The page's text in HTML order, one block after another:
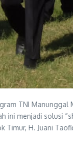
TNI
ini menjadi solusi
Timur, H. Juani